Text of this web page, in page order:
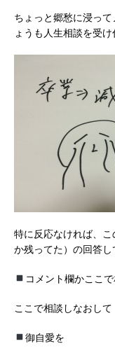
ちょっと郷愁に浸っ
ょうも人生相談を受
特に反応なければ、
か残ってた）の回答し
コメント欄かここ
ここで相談しなおして
御自愛を